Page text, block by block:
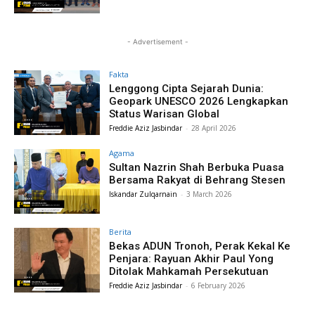
- Advertisement -
Fakta
Lenggong Cipta Sejarah Dunia:
Geopark UNESCO 2026 Lengkapkan
Status Warisan Global
Freddie Aziz Jasbindar - 28 April 2026
Agama
Sultan Nazrin Shah Berbuka Puasa
Bersama Rakyat di Behrang Stesen
Iskandar Zulqarnain - 3 March 2026
Berita
Bekas ADUN Tronoh, Perak Kekal Ke
Penjara: Rayuan Akhir Paul Yong
Ditolak Mahkamah Persekutuan
Freddie Aziz Jasbindar - 6 February 2026